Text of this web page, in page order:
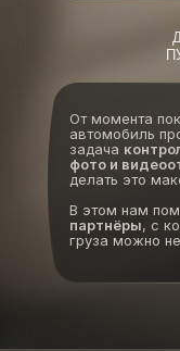
От момента
автомобиль
задача
фото и
делать это
В этом нам
партнёры, с
груза можно